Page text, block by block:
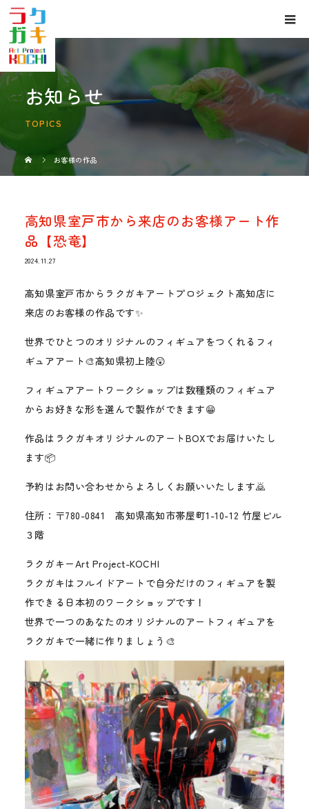
お知らせ
TOPICS
お客様の作品
高知県室戸市から来店のお客様アート作
品【恐竜】
2024.11.27
高知県室戸市からラクガキアートプロジェクト高知店に
来店のお客様の作品です✨
世界でひとつのオリジナルのフィギュアをつくれるフィ
ギュアアート🎨高知県初上陸😲
フィギュアアートワークショップは数種類のフィギュア
からお好きな形を選んで製作ができます😁
作品はラクガキオリジナルのアートBOXでお届けいたし
ます📦
予約はお問い合わせからよろしくお願いいたします🙇
住所：〒780-0841 高知県高知市帯屋町1-10-12 竹屋ビル
３階
ラクガキーArt Project-KOCHI
ラクガキはフルイドアートで自分だけのフィギュアを製
作できる日本初のワークショップです！
世界で一つのあなたのオリジナルのアートフィギュアを
ラクガキで一緒に作りましょう🎨